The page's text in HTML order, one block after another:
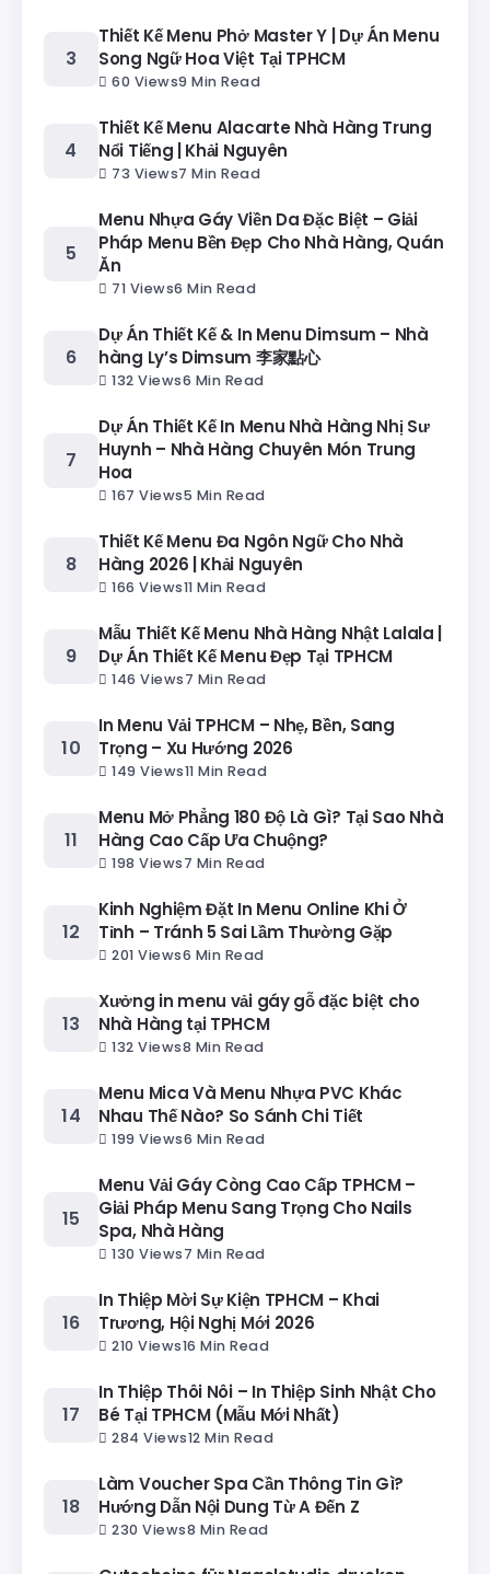
Thiết Kế Menu Phở Master Y | Dự Án Menu
Song Ngữ Hoa Việt Tại TPHCM
60 Views9 Min Read
Thiết Kế Menu Alacarte Nhà Hàng Trung
Nổi Tiếng | Khải Nguyên
73 Views7 Min Read
Menu Nhựa Gáy Viền Da Đặc Biệt – Giải
Pháp Menu Bền Đẹp Cho Nhà Hàng, Quán
Ăn
71 Views6 Min Read
Dự Án Thiết Kế & In Menu Dimsum – Nhà
hàng Ly’s Dimsum 李家點心
132 Views6 Min Read
Dự Án Thiết Kế In Menu Nhà Hàng Nhị Sư
Huynh – Nhà Hàng Chuyên Món Trung
Hoa
167 Views5 Min Read
Thiết Kế Menu Đa Ngôn Ngữ Cho Nhà
Hàng 2026 | Khải Nguyên
166 Views11 Min Read
Mẫu Thiết Kế Menu Nhà Hàng Nhật Lalala |
Dự Án Thiết Kế Menu Đẹp Tại TPHCM
146 Views7 Min Read
In Menu Vải TPHCM – Nhẹ, Bền, Sang
Trọng – Xu Hướng 2026
149 Views11 Min Read
Menu Mở Phẳng 180 Độ Là Gì? Tại Sao Nhà
Hàng Cao Cấp Ưa Chuộng?
198 Views7 Min Read
Kinh Nghiệm Đặt In Menu Online Khi Ở
Tỉnh – Tránh 5 Sai Lầm Thường Gặp
201 Views6 Min Read
Xưởng in menu vải gáy gỗ đặc biệt cho
Nhà Hàng tại TPHCM
132 Views8 Min Read
Menu Mica Và Menu Nhựa PVC Khác
Nhau Thế Nào? So Sánh Chi Tiết
199 Views6 Min Read
Menu Vải Gáy Còng Cao Cấp TPHCM –
Giải Pháp Menu Sang Trọng Cho Nails
Spa, Nhà Hàng
130 Views7 Min Read
In Thiệp Mời Sự Kiện TPHCM – Khai
Trương, Hội Nghị Mới 2026
210 Views16 Min Read
In Thiệp Thôi Nôi – In Thiệp Sinh Nhật Cho
Bé Tại TPHCM (Mẫu Mới Nhất)
284 Views12 Min Read
Làm Voucher Spa Cần Thông Tin Gì?
Hướng Dẫn Nội Dung Từ A Đến Z
230 Views8 Min Read